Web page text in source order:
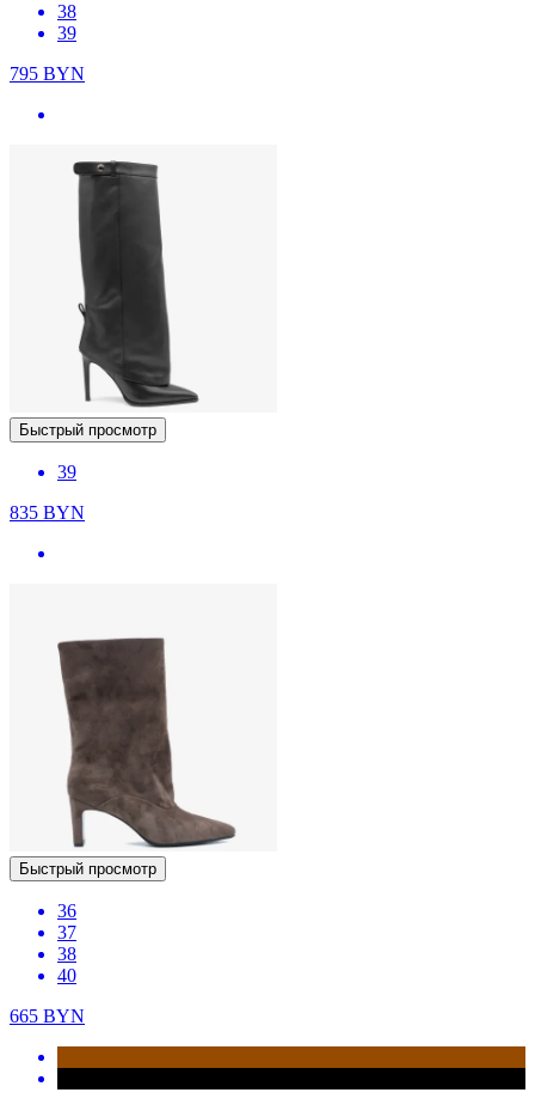
38
39
795 BYN
Быстрый просмотр
39
835 BYN
Быстрый просмотр
36
37
38
40
665 BYN